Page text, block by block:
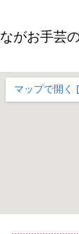
ながお手芸